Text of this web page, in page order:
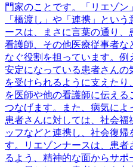
門家のことです。「リエゾ
「橋渡し」や「連携」とい
ースは、まさに言葉の通り
看護師、その他医療従事者
なぐ役割を担っています。
安定になっている患者さん
を受けられるように支えた
を医師や他の看護師に伝え
つなげます。また、病気によ
患者さんに対しては、社会
ッフなどと連携し、社会復
す。リエゾンナースは、患者
るよう、精神的な面からサ